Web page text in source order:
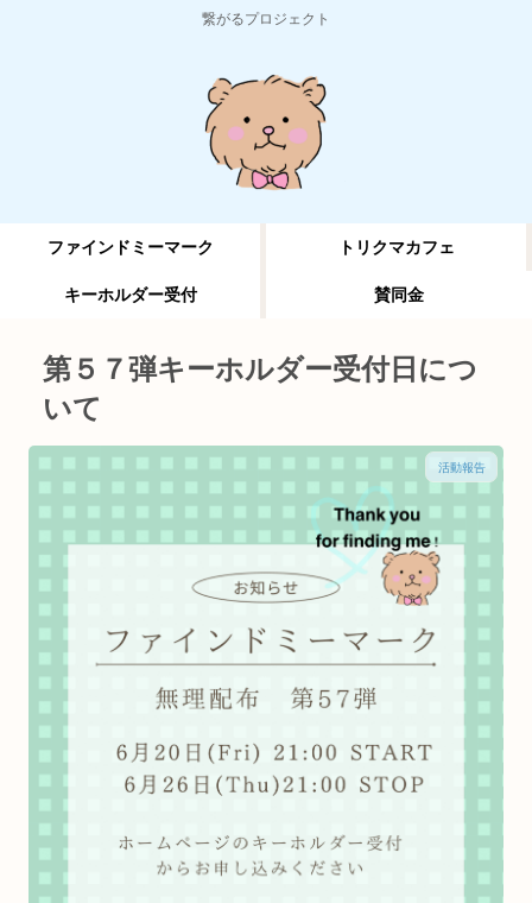
繋がるプロジェクト
ファインドミーマーク トリクマカフェ
キーホルダー受付 賛同金
第５７弾キーホルダー受付日につ
いて
活動報告